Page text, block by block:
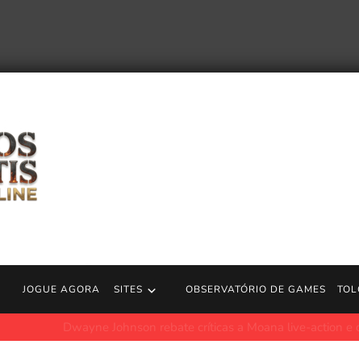
JOGUE AGORA SITES OBSERVATÓRIO DE GAMES
Dwayne Johnson rebate críticas a Moana live-action e defende